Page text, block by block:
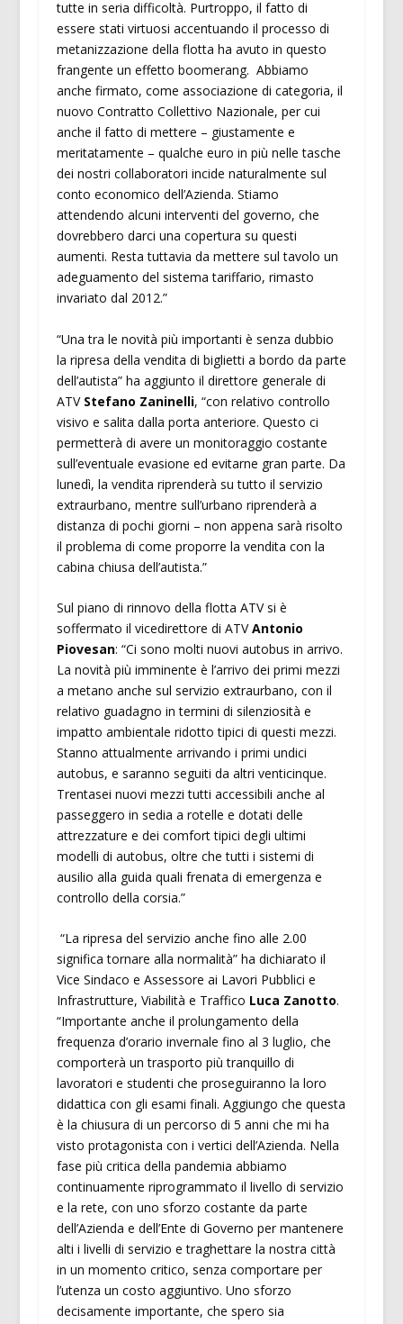
tutte in seria difficoltà. Purtroppo, il fatto di
essere stati virtuosi accentuando il processo di
metanizzazione della flotta ha avuto in questo
frangente un effetto boomerang. Abbiamo
anche firmato, come associazione di categoria, il
nuovo Contratto Collettivo Nazionale, per cui
anche il fatto di mettere – giustamente e
meritatamente – qualche euro in più nelle tasche
dei nostri collaboratori incide naturalmente sul
conto economico dell’Azienda. Stiamo
attendendo alcuni interventi del governo, che
dovrebbero darci una copertura su questi
aumenti. Resta tuttavia da mettere sul tavolo un
adeguamento del sistema tariffario, rimasto
invariato dal 2012.”
“Una tra le novità più importanti è senza dubbio
la ripresa della vendita di biglietti a bordo da parte
dell’autista” ha aggiunto il direttore generale di
ATV Stefano Zaninelli, “con relativo controllo
visivo e salita dalla porta anteriore. Questo ci
permetterà di avere un monitoraggio costante
sull’eventuale evasione ed evitarne gran parte. Da
lunedì, la vendita riprenderà su tutto il servizio
extraurbano, mentre sull’urbano riprenderà a
distanza di pochi giorni – non appena sarà risolto
il problema di come proporre la vendita con la
cabina chiusa dell’autista.”
Sul piano di rinnovo della flotta ATV si è
soffermato il vicedirettore di ATVAntonio
Piovesan: “Ci sono molti nuovi autobus in arrivo.
La novità più imminente è l’arrivo dei primi mezzi
a metano anche sul servizio extraurbano, con il
relativo guadagno in termini di silenziosità e
impatto ambientale ridotto tipici di questi mezzi.
Stanno attualmente arrivando i primi undici
autobus, e saranno seguiti da altri venticinque.
Trentasei nuovi mezzi tutti accessibili anche al
passeggero in sedia a rotelle e dotati delle
attrezzature e dei comfort tipici degli ultimi
modelli di autobus, oltre che tutti i sistemi di
ausilio alla guida quali frenata di emergenza e
controllo della corsia.”
“La ripresa del servizio anche fino alle 2.00
significa tornare alla normalità” ha dichiarato il
Vice Sindaco e Assessore ai Lavori Pubblici e
Infrastrutture, Viabilità e Traffico Luca Zanotto.
“Importante anche il prolungamento della
frequenza d’orario invernale fino al 3 luglio, che
comporterà un trasporto più tranquillo di
lavoratori e studenti che proseguiranno la loro
didattica con gli esami finali. Aggiungo che questa
è la chiusura di un percorso di 5 anni che mi ha
visto protagonista con i vertici dell’Azienda. Nella
fase più critica della pandemia abbiamo
continuamente riprogrammato il livello di servizio
e la rete, con uno sforzo costante da parte
dell’Azienda e dell’Ente di Governo per mantenere
alti i livelli di servizio e traghettare la nostra città
in un momento critico, senza comportare per
l’utenza un costo aggiuntivo. Uno sforzo
decisamente importante, che spero sia